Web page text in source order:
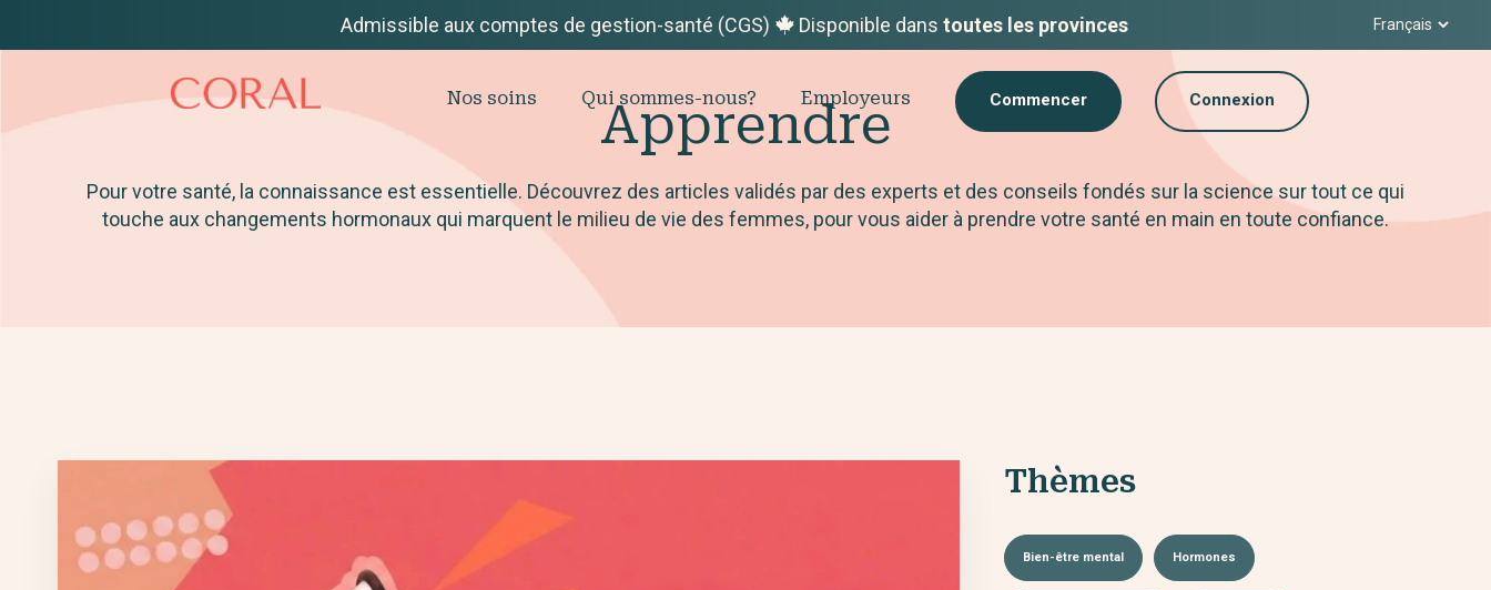
Admissible aux comptes de gestion-santé (CGS) Disponible dans toutes les provinces
Nos soins Qui sommes-nous? Employeurs Commencer Connexion
Apprendre
Pour votre santé, la connaissance est essentielle. Découvrez des articles validés par des experts et des conseils fondés sur la science sur tout ce qui
touche aux changements hormonaux qui marquent le milieu de vie des femmes, pour vous aider à prendre votre santé en main en toute confiance.
Thèmes
Bien-être mental Hormones